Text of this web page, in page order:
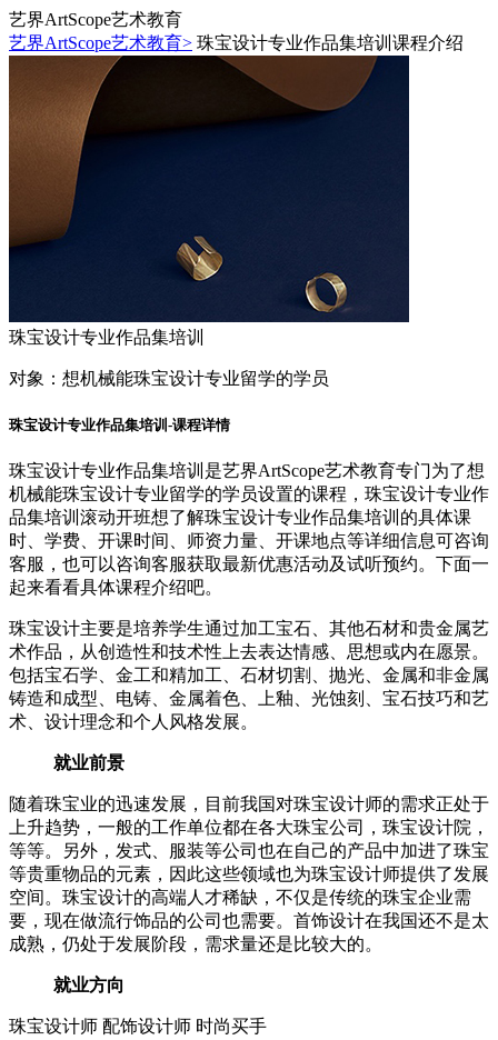
艺界ArtScope艺术教育
艺界ArtScope艺术教育> 珠宝设计专业作品集培训课程介绍
珠宝设计专业作品集培训
对象： 想机械能珠宝设计专业留学的学员
珠宝设计专业作品集培训-课程详情
珠宝设计专业作品集培训是艺界ArtScope艺术教育专门为了想
机械能珠宝设计专业留学的学员设置的课程，珠宝设计专业作
品集培训滚动开班想了解珠宝设计专业作品集培训的具体课
时、学费、开课时间、师资力量、开课地点等详细信息可咨询
客服，也可以咨询客服获取最新优惠活动及试听预约。下面一
起来看看具体课程介绍吧。
珠宝设计主要是培养学生通过加工宝石、其他石材和贵金属艺
术作品，从创造性和技术性上去表达情感、思想或内在愿景。
包括宝石学、金工和精加工、石材切割、抛光、金属和非金属
铸造和成型、电铸、金属着色、上釉、光蚀刻、宝石技巧和艺
术、设计理念和个人风格发展。
就业前景
随着珠宝业的迅速发展，目前我国对珠宝设计师的需求正处于
上升趋势，一般的工作单位都在各大珠宝公司，珠宝设计院，
等等。另外，发式、服装等公司也在自己的产品中加进了珠宝
等贵重物品的元素，因此这些领域也为珠宝设计师提供了发展
空间。珠宝设计的高端人才稀缺，不仅是传统的珠宝企业需
要，现在做流行饰品的公司也需要。首饰设计在我国还不是太
成熟，仍处于发展阶段，需求量还是比较大的。
就业方向
珠宝设计师 配饰设计师 时尚买手